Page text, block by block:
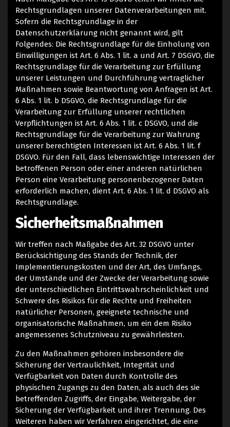
Rechtsgrundlagen unserer Datenverarbeitungen mit.
Sofern die Rechtsgrundlage in der
Datenschutzerklärung nicht genannt wird, gilt
Folgendes: Die Rechtsgrundlage für die Einholung von
Einwilligungen ist Art. 6 Abs. 1 lit. a und Art. 7 DSGVO, die
Rechtsgrundlage für die Verarbeitung zur Erfüllung
unserer Leistungen und Durchführung vertraglicher
Maßnahmen sowie Beantwortung von Anfragen ist Art.
6 Abs. 1 lit. b DSGVO, die Rechtsgrundlage für die
Verarbeitung zur Erfüllung unserer rechtlichen
Verpflichtungen ist Art. 6 Abs. 1 lit. c DSGVO, und die
Rechtsgrundlage für die Verarbeitung zur Wahrung
unserer berechtigten Interessen ist Art. 6 Abs. 1 lit. f
DSGVO. Für den Fall, dass lebenswichtige Interessen der
betroffenen Person oder einer anderen natürlichen
Person eine Verarbeitung personenbezogener Daten
erforderlich machen, dient Art. 6 Abs. 1 lit. d DSGVO als
Rechtsgrundlage.
Sicherheitsmaßnahmen
Wir treffen nach Maßgabe des Art. 32 DSGVO unter
Berücksichtigung des Stands der Technik, der
Implementierungskosten und der Art, des Umfangs,
der Umstände und der Zwecke der Verarbeitung sowie
der unterschiedlichen Eintrittswahrscheinlichkeit und
Schwere des Risikos für die Rechte und Freiheiten
natürlicher Personen, geeignete technische und
organisatorische Maßnahmen, um ein dem Risiko
angemessenes Schutzniveau zu gewährleisten.
Zu den Maßnahmen gehören insbesondere die
Sicherung der Vertraulichkeit, Integrität und
Verfügbarkeit von Daten durch Kontrolle des
physischen Zugangs zu den Daten, als auch des sie
betreffenden Zugriffs, der Eingabe, Weitergabe, der
Sicherung der Verfügbarkeit und ihrer Trennung. Des
Weiteren haben wir Verfahren eingerichtet, die eine